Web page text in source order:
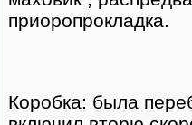
приоропрокладка.
Коробка: была